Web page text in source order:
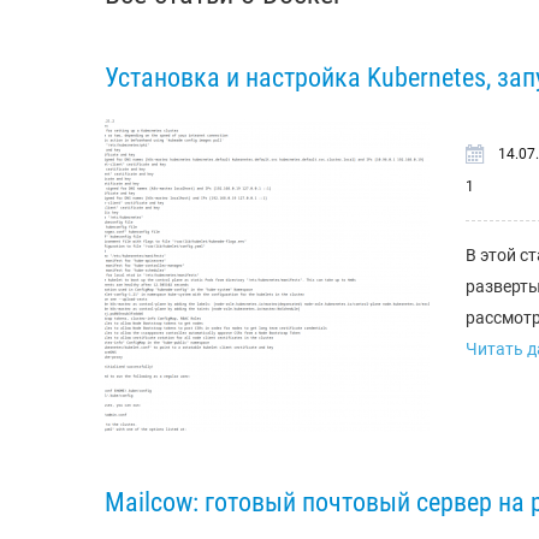
Установка и настройка Kubernetes,
1
В этой
Читать
Mailcow: готовый почтовый сервер на